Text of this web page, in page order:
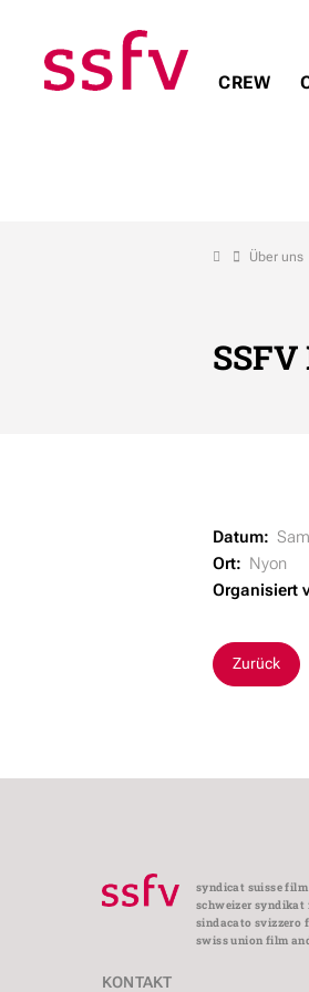
CREW
Über uns
Datum:
Ort: Nyon
Organisiert
Zurück
syndicat suisse
schweizer syndikat
sindacato svizzero
swiss union film
KONTAKT